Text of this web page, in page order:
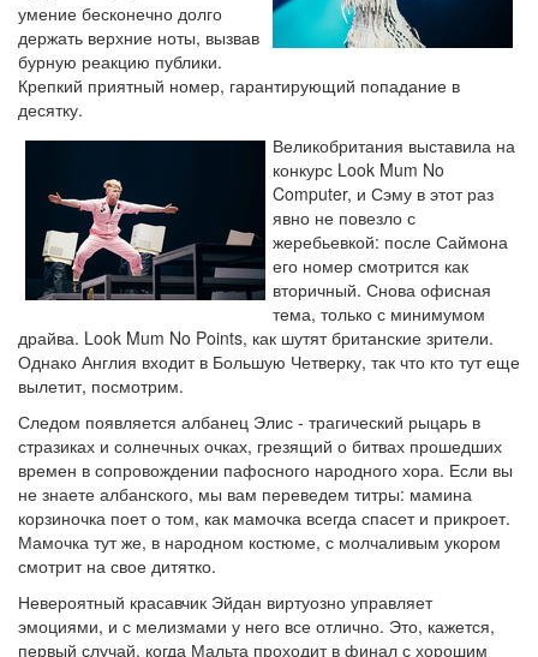
умение бесконечно долго
держать верхние ноты, вызвав
бурную реакцию публики.
Крепкий приятный номер, гарантирующий попадание в
десятку.
Великобритания выставила на
конкурс Look Mum No
Computer, и Сэму в этот раз
явно не повезло с
жеребьевкой: после Саймона
его номер смотрится как
вторичный. Снова офисная
тема, только с минимумом
драйва. Look Mum No Points, как шутят британские зрители.
Однако Англия входит в Большую Четверку, так что кто тут еще
вылетит, посмотрим.
Следом появляется албанец Элис - трагический рыцарь в
стразиках и солнечных очках, грезящий о битвах прошедших
времен в сопровождении пафосного народного хора. Если вы
не знаете албанского, мы вам переведем титры: мамина
корзиночка поет о том, как мамочка всегда спасет и прикроет.
Мамочка тут же, в народном костюме, с молчаливым укором
смотрит на свое дитятко.
Невероятный красавчик Эйдан виртуозно управляет
эмоциями, и с мелизмами у него все отлично. Это, кажется,
первый случай, когда Мальта проходит в финал с хорошим